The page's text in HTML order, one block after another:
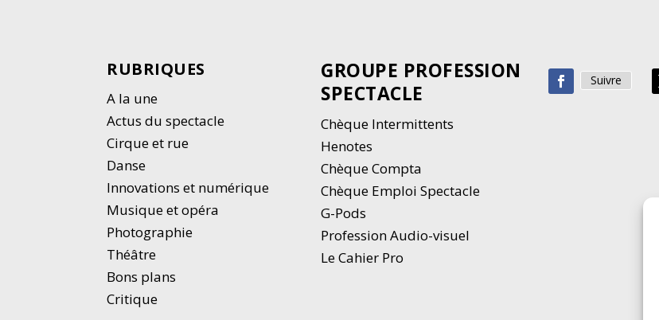
RUBRIQUES
A la une
Actus du spectacle
Cirque et rue
Danse
Innovations et numérique
Musique et opéra
Photographie
Théâtre
Bons plans
Critique
GROUPE PROFESSION
SPECTACLE
Chèque Intermittents
Henotes
Chèque Compta
Chèque Emploi Spectacle
G-Pods
Profession Audio-visuel
Le Cahier Pro
Suivre